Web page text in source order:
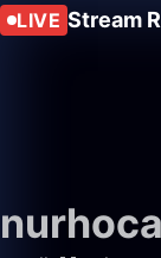
LIVE Stream